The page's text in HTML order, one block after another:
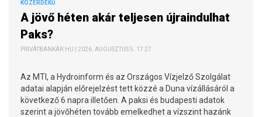
KÖZÉRDEKŰ
A jövő héten akár teljesen újraindulhat
Paks?
PRIVÁTBANKÁR.HU | 2026. AUGUSZTUS 5. 17:27
Az MTI, a Hydroinform és az Országos Vízjelző Szolgálat
adatai alapján előrejelzést tett közzé a Duna vízállásáról a
következő 6 napra illetően. A paksi és budapesti adatok
szerint a jövőhéten tovább emelkedhet a vízszint hazánk